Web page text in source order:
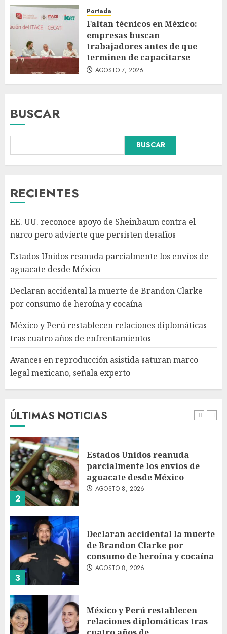
Portada
Faltan técnicos en México:
empresas buscan
trabajadores antes de que
terminen de capacitarse
AGOSTO 7, 2026
BUSCAR
BUSCAR
RECIENTES
EE. UU. reconoce apoyo de Sheinbaum contra el
narco pero advierte que persisten desafíos
Estados Unidos reanuda parcialmente los envíos de
aguacate desde México
Declaran accidental la muerte de Brandon Clarke
por consumo de heroína y cocaína
México y Perú restablecen relaciones diplomáticas
tras cuatro años de enfrentamientos
Avances en reproducción asistida saturan marco
legal mexicano, señala experto
ÚLTIMAS NOTICIAS
Declaran accidental la muerte
de Brandon Clarke por
4
relaciones diplomáticas tras
cuatro años de
enfrentamientos
AGOSTO 8, 2026
5
Avances en reproducción
asistida saturan marco legal
AGOSTO 8, 2026
1
EE. UU. reconoce apoyo de
AGOSTO 8, 2026
2
Estados Unidos reanuda
parcialmente los envíos de
aguacate desde México
AGOSTO 8, 2026
3
Declaran accidental la muerte
de Brandon Clarke por
consumo de heroína y cocaína
AGOSTO 8, 2026
México y Perú restablecen
relaciones diplomáticas tras